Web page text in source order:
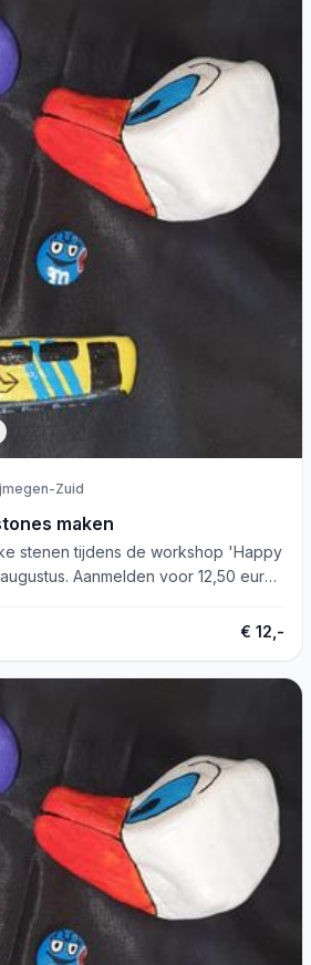
Zuid
maken
stenen tijdens de workshop 'Happy
Aanmelden voor 12,50 euro
€ 12,-